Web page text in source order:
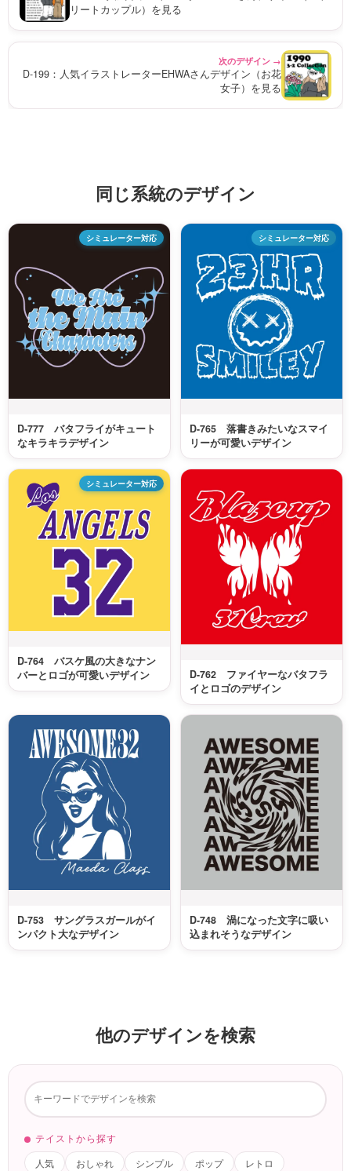
リートカップル）を見る
次のデザイン →
D-199：人気イラストレーターEHWAさんデザイン（お花
女子）を見る
同じ系統のデザイン
シミュレーター対応
D-777 バタフライがキュート
なキラキラデザイン
シミュレーター対応
D-765 落書きみたいなスマイ
リーが可愛いデザイン
シミュレーター対応
D-764 バスケ風の大きなナン
バーとロゴが可愛いデザイン
D-762 ファイヤーなバタフラ
イとロゴのデザイン
D-753 サングラスガールがイ
ンパクト大なデザイン
D-748 渦になった文字に吸い
込まれそうなデザイン
他のデザインを検索
テイストから探す
人気
おしゃれ シンプル ポップ
レトロ